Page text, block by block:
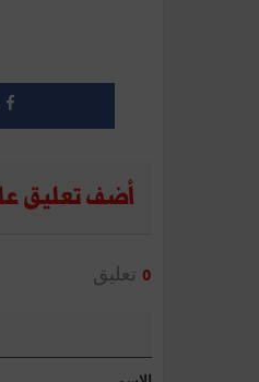
أضف تعليق
0 تعليق